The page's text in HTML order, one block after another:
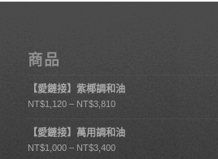
商品
【愛鏈接】紫椰調和油
NT$1,120 – NT$3,810
【愛鏈接】萬用調和油
NT$1,000 – NT$3,400